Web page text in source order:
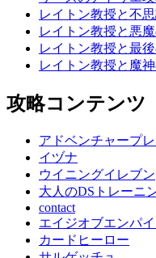
レイトン教授と不
レイトン教授と悪
レイトン教授と最
レイトン教授と魔
攻略コンテンツ
アドベンチャープ
イヅナ
ウイニングイレブン
大人のDSトレーニ
contact
エイジオブエンパ
カードヒーロー